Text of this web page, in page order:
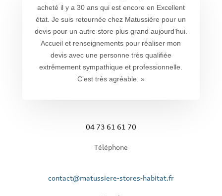
acheté il y a 30 ans qui est encore en Excellent
état.Je suis retournée chez Matussière pour un
devis pour un autre store plus grand aujourd’hui.
Accueil et renseignements pour réaliser mon
devis avec une personne très qualifiée
extrêmement sympathique et professionnelle.
C’est très agréable. »
04 73 61 61 70
Téléphone
contact@matussiere-stores-habitat.fr